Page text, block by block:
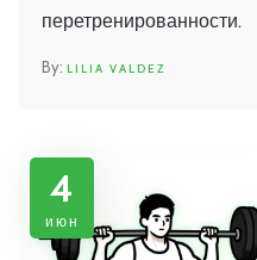
перетренированности.
LILIA VALDEZ
4
июн